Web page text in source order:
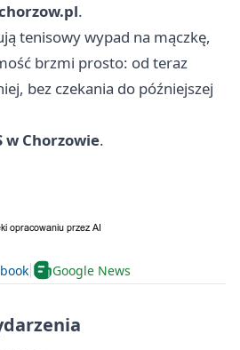
.
tenisowy wypad na mączkę,
brzmi prosto: od teraz
bez czekania do późniejszej
w Chorzowie.
Google News